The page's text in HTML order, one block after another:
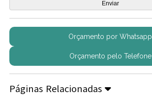
Orçamento por Whatsapp
Orçamento pelo Telefone
Páginas Relacionadas